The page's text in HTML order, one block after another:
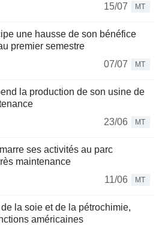
15/07
MT
une hausse de son bénéfice
premier semestre
07/07
MT
la production de son usine de
23/06
MT
ses activités au parc
maintenance
11/06
MT
la soie et de la pétrochimie,
américaines